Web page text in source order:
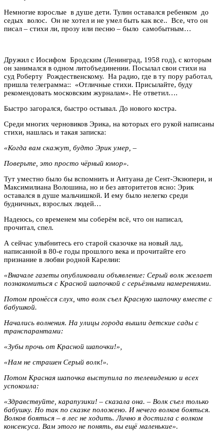
Немногие взрослые в душе дети. Тулин оставался ребенком до
седых волос. Он не хотел и не умел быть как все.. Все, что он
писал – стихи ли, прозу или песню – было самобытным…
Дружил с Иосифом Бродским (Ленинград, 1958 год), с которым
он занимался в одном литобъединении. Посылал свои стихи на
суд Роберту Рождественскому. На радио, где в ту пору работал,
пришла телеграмма:: «Отличные стихи. Присылайте, буду
рекомендовать московским журналам». Не ответил….
Быстро загорался, быстро остывал. До нового костра.
Среди многих черновиков Эрика, на которых его рукой написаны
стихи, нашлась и такая записка:
«Когда вам скажут, будто Эрик умер, –
Поверьте, это просто чёрный юмор».
Тут уместно было бы вспомнить и Антуана де Сент-Экзюпери, и
Максимилиана Волошина, но и без авторитетов ясно: Эрик
оставался в душе мальчишкой. И ему было нелегко среди
будничных, взрослых людей…
Надеюсь, со временем мы соберём всё, что он написал,
прочитал, спел.
А сейчас улыбнитесь его старой сказочке на новый лад,
написанной в 80-е годы прошлого века и прочитайте его
признание в любви родной Карелии:
«Вначале газеты опубликовали объявление: Серый волк желает
познакомиться с Красной шапочкой с серьёзными намерениями.
Потом пронёсся слух, что волк съел Красную шапочку вместе с
бабушкой.
Начались волнения. На улицы города вышли детские сады с
транспарантами:
«Зубы прочь от Красной шапочки!»,
«Нам не страшен Серый волк!».
Потом Красная шапочка выступила по телевидению и всех
успокоила:
«Здравствуйте, карапузики! – сказала она. – Волк съел только
бабушку. Но так по сказке положено. И нечего волков бояться.
Волков бояться – в лес не ходить. Лично я достигла с волком
консенсуса. Вам этого не понять, вы ещё маленькие».